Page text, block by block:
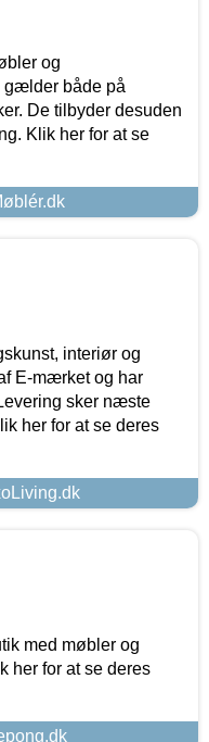
og
gælder både på
De tilbyder desuden
Klik her for at se
interiør og
E-mærket og har
sker næste
her for at se deres
med møbler og
her for at se deres